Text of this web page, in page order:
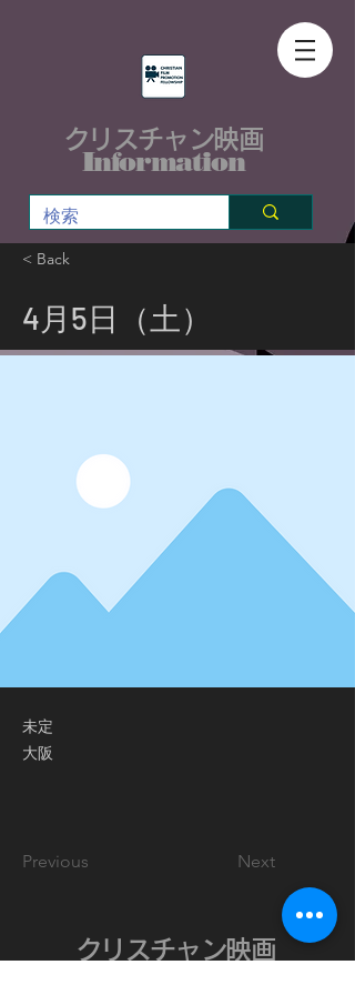
クリスチャン映画
Information
< Back
4月5日（土）
未定
大阪
Previous Next
クリスチャン映画